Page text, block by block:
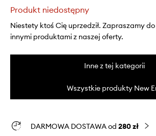
Produkt niedostępny
Niestety ktoś Cię uprzedził. Zapraszamy
innymi produktami z naszej oferty.
Inne z tej kategorii
Wszystkie produkty New
DARMOWA DOSTAWA od 280 zł